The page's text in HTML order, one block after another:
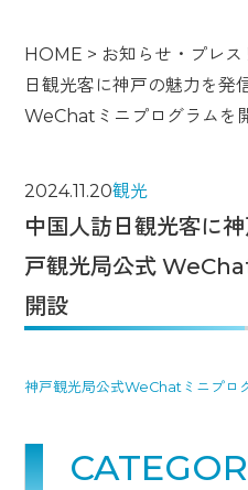
HOME > お知らせ・プレス
日観光客に神戸の魅力を発
WeChatミニプログラムを
2024.11.20観光
中国人訪日観光客に
戸観光局公式
開設
神戸観光局公式WeChatミニプロ